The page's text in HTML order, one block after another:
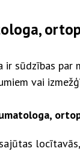
sūdzības par
vai